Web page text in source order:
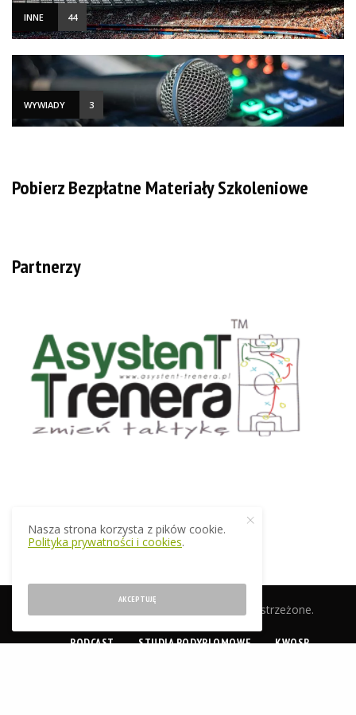
INNE 44
WYWIADY 3
Pobierz Bezpłatne Materiały Szkoleniowe
Partnerzy
© 2019 EkstraTrener.pl. Wszelkie prawa zastrzeżone.
PODCAST STUDIA PODYPLOMOWE KWOSP
Nasza strona korzysta z pików cookie.
Polityka prywatności i cookies.
AKCEPTUJĘ